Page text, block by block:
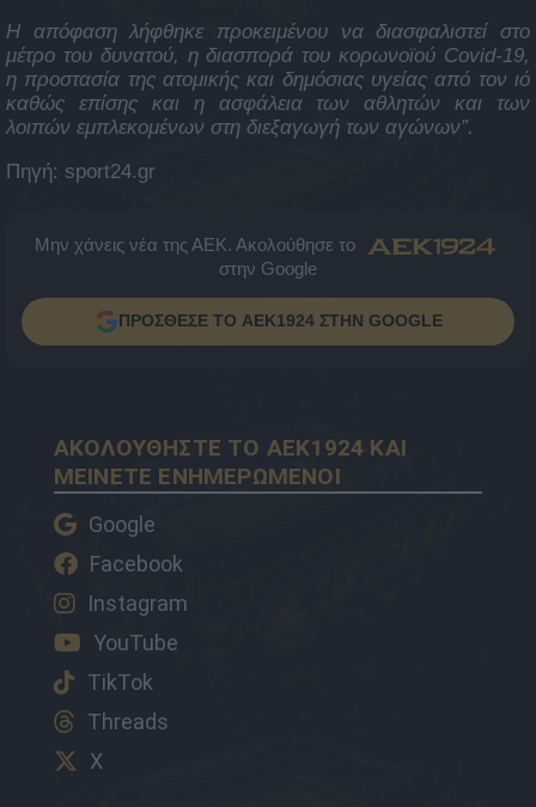
Η απόφαση λήφθηκε προκειμένου να διασφαλιστεί στο
μέτρο του δυνατού, η διασπορά του κορωνοϊού Covid-19,
η προστασία της ατομικής και δημόσιας υγείας από τον ιό
καθώς επίσης και η ασφάλεια των αθλητών και των
λοιπών εμπλεκομένων στη διεξαγωγή των αγώνων”.
Πηγή: sport24.gr
Μην χάνεις νέα της ΑΕΚ. Ακολούθησε το
στην Google
ΠΡΟΣΘΕΣΕ ΤΟ AEK1924 ΣΤΗΝ GOOGLE
ΑΚΟΛΟΥΘΗΣΤΕ ΤΟ AEK1924 ΚΑΙ
ΜΕΙΝΕΤΕ ΕΝΗΜΕΡΩΜΕΝΟΙ
Google
Facebook
Instagram
YouTube
TikTok
Threads
X